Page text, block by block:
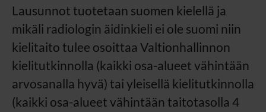
Lausunnot tuotetaan suomen kielellä ja
mikäli radiologin äidinkieli ei ole suomi niin
kielitaito tulee osoittaa Valtionhallinnon
kielitutkinnolla (kaikki osa-alueet vähintään
arvosanalla hyvä) tai yleisellä kielitutkinnolla
(kaikki osa-alueet vähintään taitotasolla 4